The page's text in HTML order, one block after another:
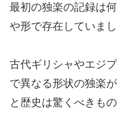
最初の独楽の記録は
や形で存在していまし
古代ギリシャやエジ
で異なる形状の独楽
と歴史は驚くべきもの